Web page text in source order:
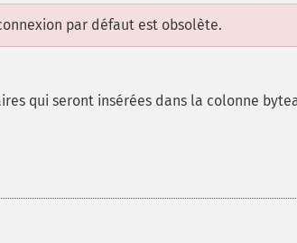
par défaut est obsolète.
qui seront insérées dans la colonne